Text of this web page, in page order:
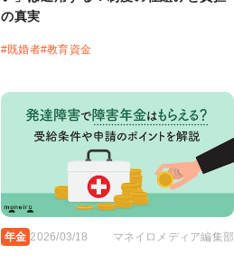
の真実
#既婚者#教育資金
年金 2026/03/18 マネイロメディア編集部